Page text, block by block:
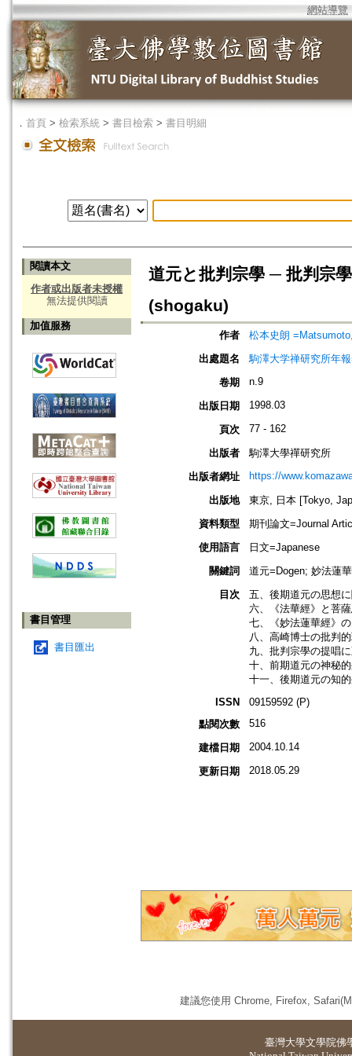
網站導覽
． 首頁 > 檢索系統 > 書目檢索 > 書目明細
閱讀本文
作者或出版者未授權
無法提供閱讀
加值服務
書目管理
書目匯出
道元と批判宗學 ─ 批判宗
(shogaku)
作者
松本史朗
出處題名
駒澤大学禅研究所年
卷期
n.9
出版日期 1998.03
頁次 77 - 162
出版者
駒澤大學禪研究所
出版者網址
https://
出版地
東京, 日本 [Tokyo,
資料類型
期刊論文=Journal
使用語言
日文=Japanese
關鍵詞
道元=Dogen; 妙法蓮
目次
五、後期道元の思想
六、《法華經》と菩
七、《妙法蓮華經》
八、高崎博士の批判
九、批判宗學の提唱
十、前期道元の神秘
十一、後期道元の知
ISSN
09159592 (P)
點閱次數
516
建檔日期 2004.10.14
更新日期 2018.05.29
建議您使用 Chrome, Firefox,
臺灣大學文學院佛